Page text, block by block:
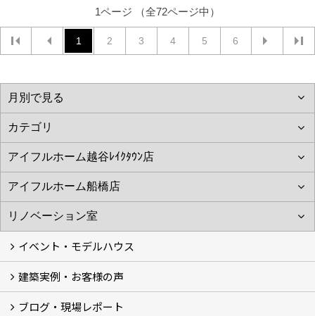
1ページ （全72ページ中）
1 2 3 4 5 6
イベント・モデルハウス
イベント
モデルハウス見学
建築実例・お客様の声
建築実例
お客様の声
ブログ・現場レポート